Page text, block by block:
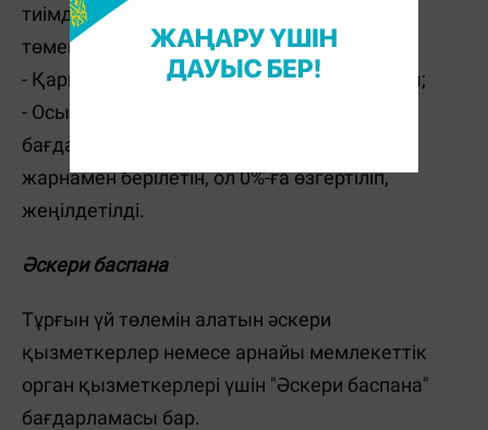
тиімді мөлшерлемесі - 5,2%-тен бастап)
төмендетіледі;
- Қарыз алу мерзімі - 6 ай - 25 жыл аралығы;
- Осы уақытқа дейін тұрғын үй бұл
бағдарламамен 20 проценттік алғашқы
жарнамен берілетін, ол 0%-ға өзгертіліп,
жеңілдетілді.
Әскери баспана
Тұрғын үй төлемін алатын әскери
қызметкерлер немесе арнайы мемлекеттік
орган қызметкерлері үшін "Әскери баспана"
бағдарламасы бар.